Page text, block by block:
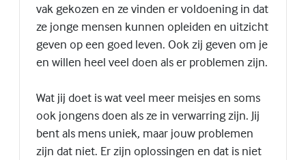
vak gekozen en ze vinden er voldoening in dat
ze jonge mensen kunnen opleiden en uitzicht
geven op een goed leven. Ook zij geven om je
en willen heel veel doen als er problemen zijn.
Wat jij doet is wat veel meer meisjes en soms
ook jongens doen als ze in verwarring zijn. Jij
bent als mens uniek, maar jouw problemen
zijn dat niet. Er zijn oplossingen en dat is niet